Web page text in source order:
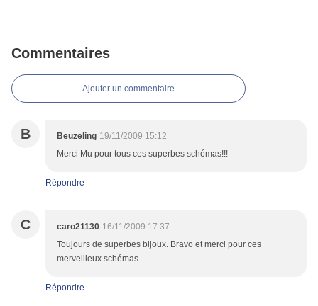
Commentaires
Ajouter un commentaire
B Beuzeling 19/11/2009 15:12
Merci Mu pour tous ces superbes schémas!!!
Répondre
C caro21130 16/11/2009 17:37
Toujours de superbes bijoux. Bravo et merci pour ces
merveilleux schémas.
Répondre